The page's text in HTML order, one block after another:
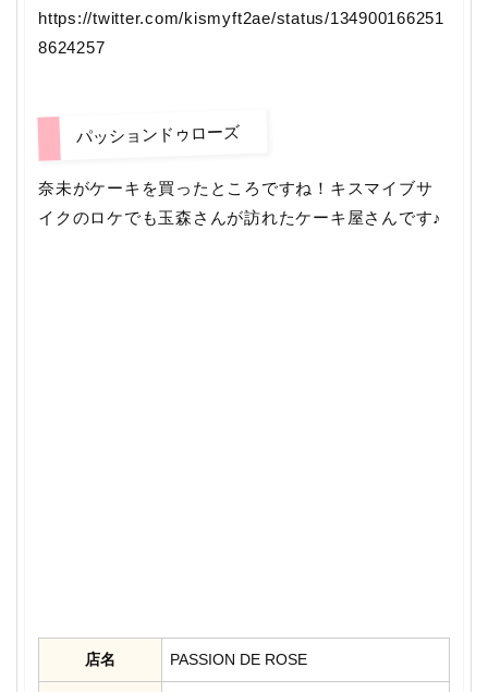
https://twitter.com/kismyft2ae/status/134900166251
8624257
パッションドゥローズ
奈未がケーキを買ったところですね！キスマイブサ
イクのロケでも玉森さんが訪れたケーキ屋さんです♪
店名 PASSION DE ROSE